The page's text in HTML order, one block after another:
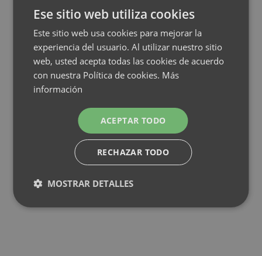
Ese sitio web utiliza cookies
Este sitio web usa cookies para mejorar la
experiencia del usuario. Al utilizar nuestro sitio
web, usted acepta todas las cookies de acuerdo
con nuestra Política de cookies. Más
información
ACEPTAR TODO
RECHAZAR TODO
MOSTRAR DETALLES